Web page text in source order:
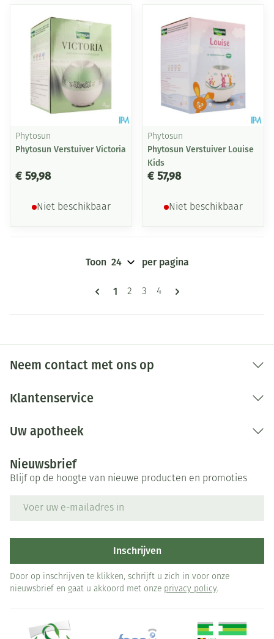
Phytosun
Phytosun Verstuiver Victoria
€ 59,98
Niet beschikbaar
Phytosun
Phytosun Verstuiver Louise
Kids
€ 57,98
Niet beschikbaar
Pagina's
U lees momenteel pagina
1 Pagina
2 Pagina
3 Pagina
4
Toon per pagina
Neem contact met ons op
Klantenservice
Uw apotheek
Nieuwsbrief
Blijf op de hoogte van nieuwe producten en promoties
Inschrijven
Door op inschrijven te klikken, schrijft u zich in voor onze
nieuwsbrief en gaat u akkoord met onze privacy policy.